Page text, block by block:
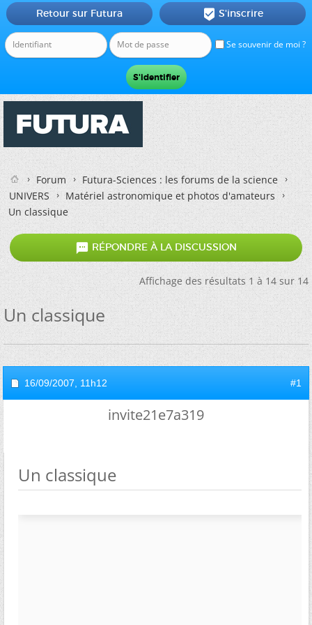
Se souvenir de moi ?
Retour sur Futura  S'inscrire
Forum
Futura-Sciences : les forums de la science
UNIVERS
Matériel astronomique et photos d'amateurs
Un classique
 RÉPONDRE À LA DISCUSSION
Affichage des résultats 1 à 14 sur 14
Un classique
16/09/2007, 11h12 #1
invite21e7a319
Un classique